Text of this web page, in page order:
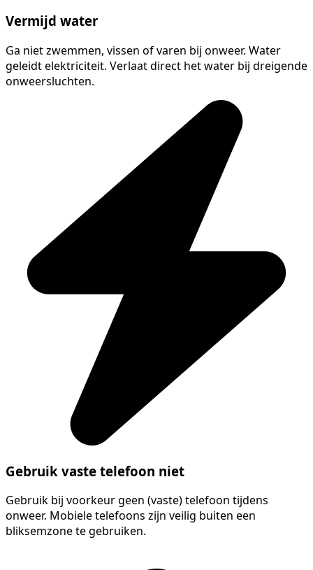
Vermijd water
Ga niet zwemmen, vissen of varen bij onweer. Water
geleidt elektriciteit. Verlaat direct het water bij dreigende
onweersluchten.
Gebruik vaste telefoon niet
Gebruik bij voorkeur geen (vaste) telefoon tijdens
onweer. Mobiele telefoons zijn veilig buiten een
bliksemzone te gebruiken.